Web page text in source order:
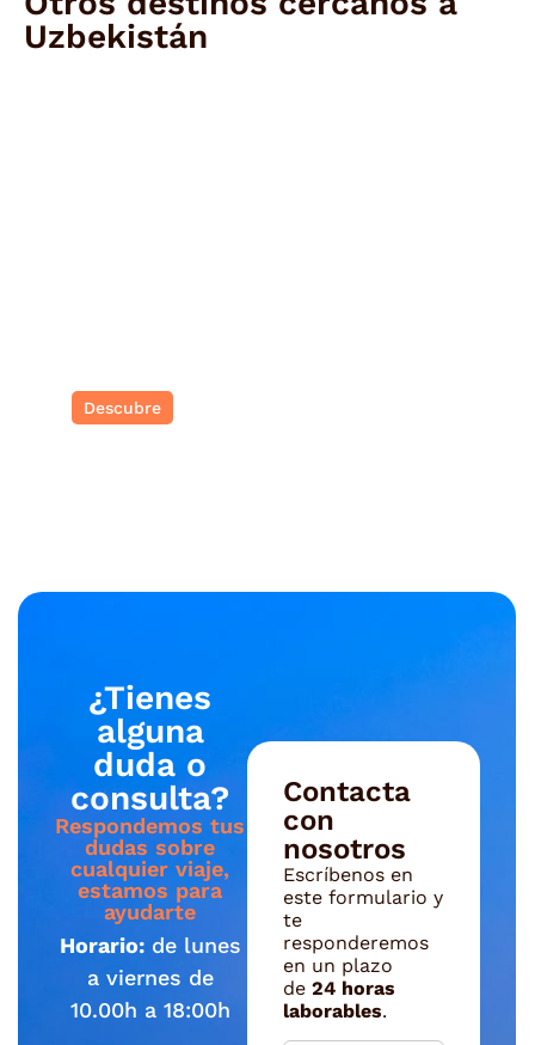
Uzbekistán
Descubre
¿Tienes
alguna
duda o
consulta?
Respondemos tus
dudas sobre
cualquier viaje,
estamos para
ayudarte
Horario:de lunes
a viernes de
10.00h a 18:00h
Contacta
con
nosotros
Escríbenos en
este formulario y
te
responderemos
en un plazo
de 24 horas
laborables.